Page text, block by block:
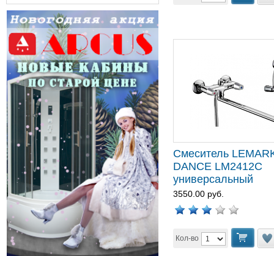
Смеситель
DANCE LM2412C
универсальный
3550.00 руб.
Кол-во